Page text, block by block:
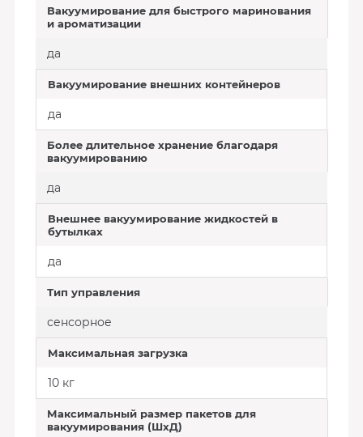
Вакуумирование для быстрого маринования
и ароматизации
да
Вакуумирование внешних контейнеров
да
Более длительное хранение благодаря
вакуумированию
да
Внешнее вакуумирование жидкостей в
бутылках
да
Тип управления
сенсорное
Максимальная загрузка
10 кг
Максимальный размер пакетов для
вакуумирования (ШхД)